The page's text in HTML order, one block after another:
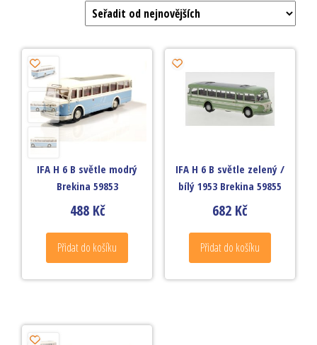
IFA H 6 B světle modrý
Brekina 59853
488 Kč
Přidat do košíku
IFA H 6 B světle zelený /
bílý 1953 Brekina 59855
682 Kč
Přidat do košíku